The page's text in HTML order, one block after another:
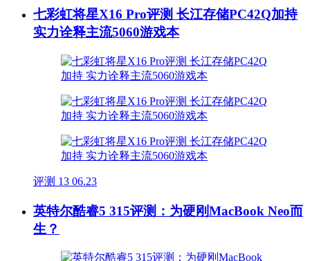
七彩虹将星X16 Pro评测 长江存储PC42Q加持
实力诠释主流5060游戏本
评测 13 06.23
英特尔酷睿5 315评测：为硬刚MacBook Neo而
生？